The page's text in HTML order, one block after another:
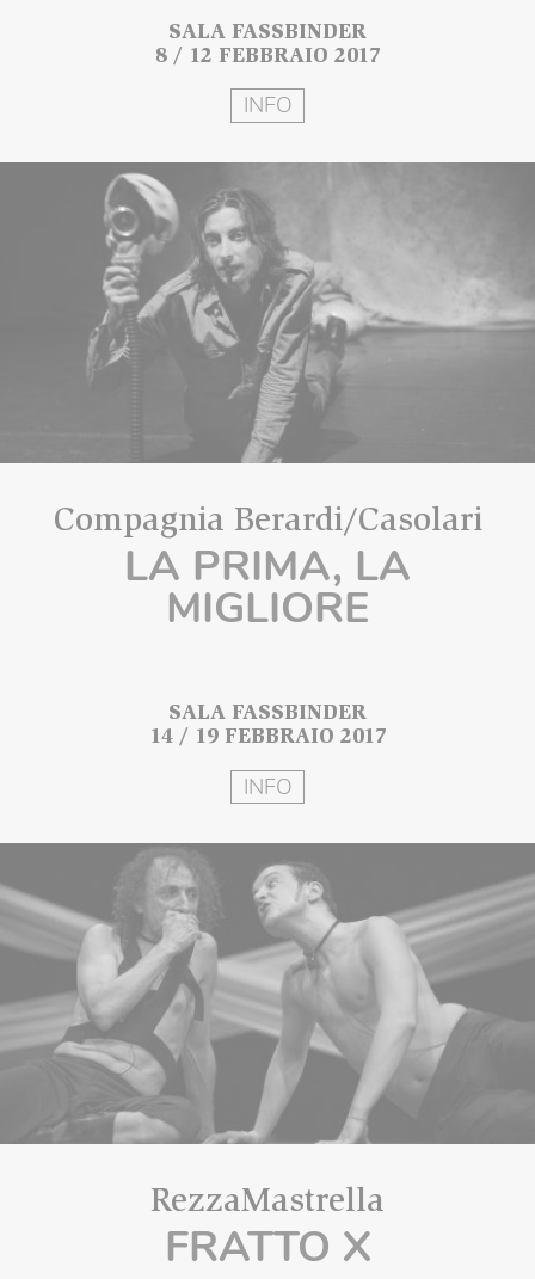
SALA FASSBINDER
8 / 12 FEBBRAIO 2017
INFO
Compagnia Berardi/Casolari
LA PRIMA, LA
MIGLIORE
SALA FASSBINDER
14 / 19 FEBBRAIO 2017
INFO
RezzaMastrella
FRATTO X